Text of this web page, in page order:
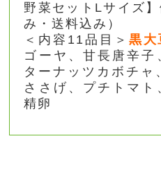
野菜セットLサイズ
み・送料込み）
＜内容11品目＞ 黒大
ゴーヤ、甘長唐辛
ターナッツカボチャ
ささげ、プチトマ
精卵